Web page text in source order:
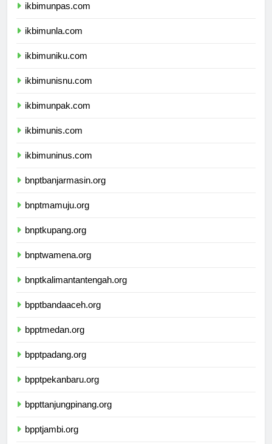
ikbimunpas.com
ikbimunla.com
ikbimuniku.com
ikbimunisnu.com
ikbimunpak.com
ikbimunis.com
ikbimuninus.com
bnptbanjarmasin.org
bnptmamuju.org
bnptkupang.org
bnptwamena.org
bnptkalimantantengah.org
bpptbandaaceh.org
bpptmedan.org
bpptpadang.org
bpptpekanbaru.org
bppttanjungpinang.org
bpptjambi.org